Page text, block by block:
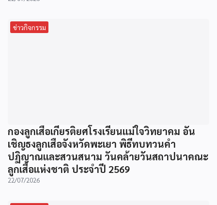
ข่าวกิจกรรม
กองลูกเสือเกียรติยศโรงเรียนแม่ใจวิทยาคม อัน
เชิญธงลูกเสือจังหวัดพะเยา พิธีทบทวนคำ
ปฏิญาณและสวนสนาม วันคล้ายวันสถาปนาคณะ
ลูกเสือแห่งชาติ ประจำปี 2569
22/07/2026